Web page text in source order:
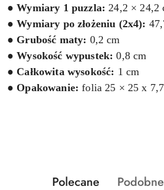
●Wymiary 1 puzzla: 24,2 × 24,2
●Wymiary po złożeniu (2x4):
● Grubość maty: 0,2 cm
●Wysokość wypustek: 0,8 cm
● Całkowita wysokość: 1 cm
● Opakowanie: folia 25 × 25 x
Produkty
Polecane
Produkty